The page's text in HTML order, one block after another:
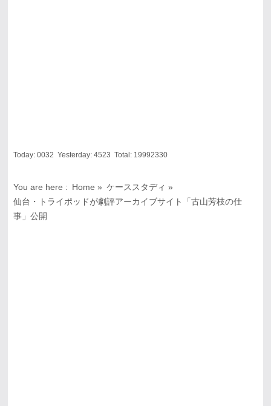
Today: 0032 Yesterday: 4523 Total: 19992330
You are here : Home » ケーススタディ »
仙台・トライポッドが劇評アーカイブサイト「古山芳枝の仕
事」公開